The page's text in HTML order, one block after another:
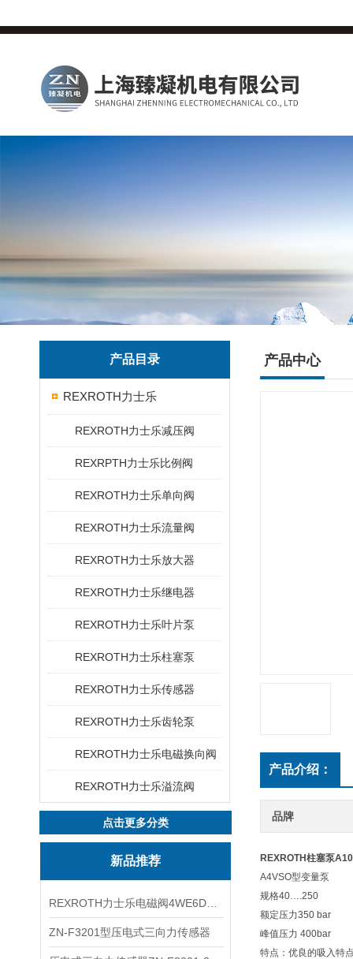
产品目录
REXROTH力士乐
REXROTH力士乐减压阀
REXRPTH力士乐比例阀
REXROTH力士乐单向阀
REXROTH力士乐流量阀
REXROTH力士乐放大器
REXROTH力士乐继电器
REXROTH力士乐叶片泵
REXROTH力士乐柱塞泵
REXROTH力士乐传感器
REXROTH力士乐齿轮泵
REXROTH力士乐电磁换向阀
REXROTH力士乐溢流阀
点击更多分类
新品推荐
ZN-F3201型压电式三向力传感器
产品中心
产品介绍：
品牌
REXROTH柱塞泵
A4VSO型变量泵
规格40….250
额定压力350 bar
峰值压力 400bar
特点：优良的吸入特